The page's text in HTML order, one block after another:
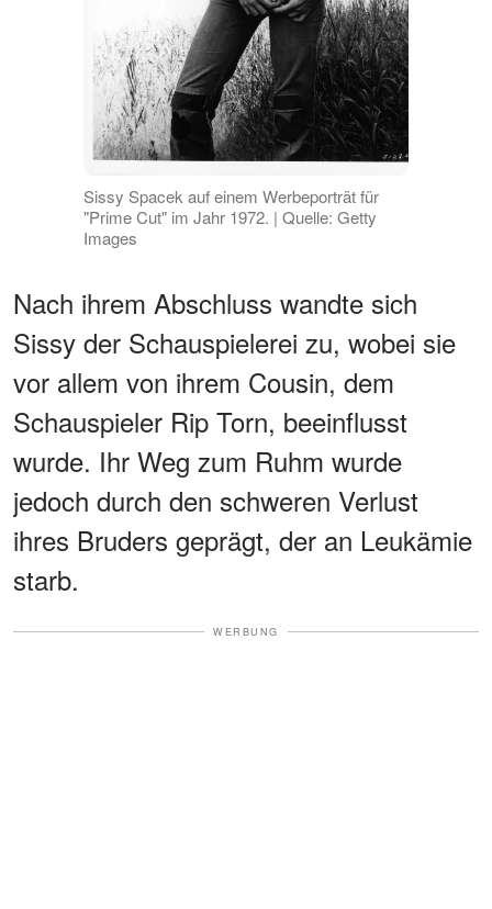
Sissy Spacek auf einem Werbeporträt für
"Prime Cut" im Jahr 1972. | Quelle: Getty
Images
Nach ihrem Abschluss wandte sich
Sissy der Schauspielerei zu, wobei sie
vor allem von ihrem Cousin, dem
Schauspieler Rip Torn, beeinflusst
wurde. Ihr Weg zum Ruhm wurde
jedoch durch den schweren Verlust
ihres Bruders geprägt, der an Leukämie
starb.
WERBUNG